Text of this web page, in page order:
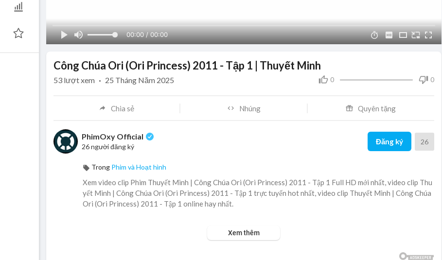
00:00 / 00:00
Công Chúa Ori (Ori Princess) 2011 - Tập 1 | Thuyết Minh
0 0
53 lượt xem · 25 Tháng Năm 2025
Chia sẻ Nhúng Quyên tặng
PhimOxy Official
26 người đăng ký
Đăng ký 26
Trong Phim và Hoạt hình
Xem video clip Phim Thuyết Minh | Công Chúa Ori (Ori Princess) 2011 - Tập 1 Full HD mới nhất, video clip Thu
yết Minh | Công Chúa Ori (Ori Princess) 2011 - Tập 1 trực tuyến hot nhất, video clip Thuyết Minh | Công Chúa
Ori (Ori Princess) 2011 - Tập 1 online hay nhất.
Xem thêm